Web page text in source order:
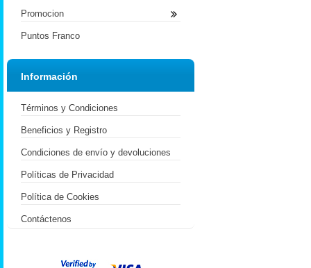
Promocion
Puntos Franco
Información
Términos y Condiciones
Beneficios y Registro
Condiciones de envío y devoluciones
Políticas de Privacidad
Política de Cookies
Contáctenos